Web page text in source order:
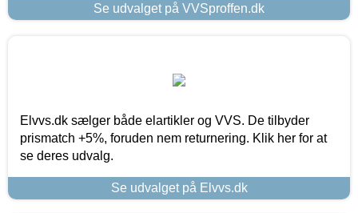
Se udvalget på VVSproffen.dk
Elvvs.dk sælger både elartikler og VVS. De tilbyder
prismatch +5%, foruden nem returnering. Klik her for at
se deres udvalg.
Se udvalget på Elvvs.dk